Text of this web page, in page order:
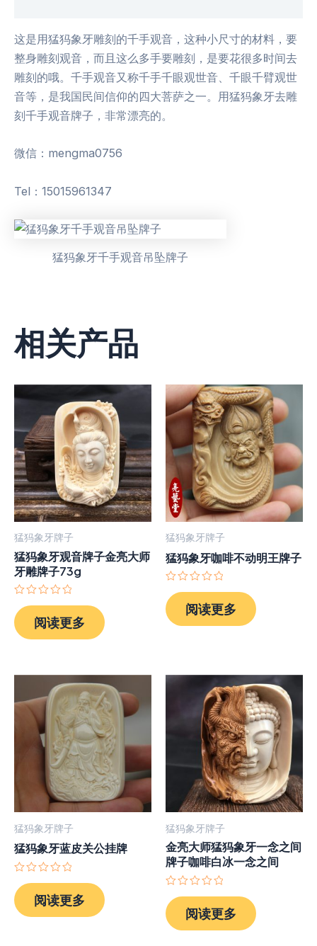
这是用猛犸象牙雕刻的千手观音，这种小尺寸的材料，要
整身雕刻观音，而且这么多手要雕刻，是要花很多时间去
雕刻的哦。千手观音又称千手千眼观世音、千眼千臂观世
音等，是我国民间信仰的四大菩萨之一。用猛犸象牙去雕
刻千手观音牌子，非常漂亮的。
微信：mengma0756
Tel：15015961347
猛犸象牙千手观音吊坠牌子
相关产品
猛犸象牙牌子
猛犸象牙观音牌子金亮大师
牙雕牌子73g
评
分
0
&sol;
阅读更多
猛犸象牙牌子
猛犸象牙咖啡不动明王牌子
评
分
0
&sol;
阅读更多
猛犸象牙牌子
猛犸象牙蓝皮关公挂牌
分
0
&sol;
阅读更多
猛犸象牙牌子
金亮大师猛犸象牙一念之间
牌子咖啡白冰一念之间
分
0
&sol;
阅读更多